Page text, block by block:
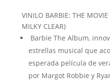
Clear)
cantidad
VINILO BARBIE: THE
MILKY CLEAR)
Barbie The Album,
estrellas musical que
esperada película de
por Margot Robbie y